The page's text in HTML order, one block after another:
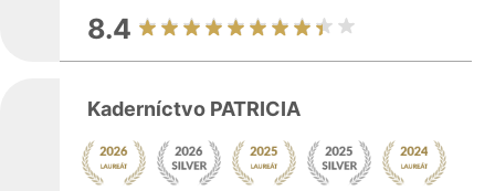
8.4
Kaderníctvo PATRICIA